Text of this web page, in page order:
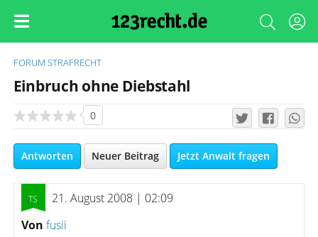
FORUM STRAFRECHT
Einbruch ohne Diebstahl
0
Antworten Neuer Beitrag Jetzt Anwalt fragen
21. August 2008 | 02:09
Von fusii